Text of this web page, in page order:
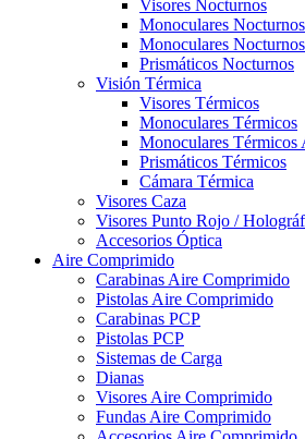
Visores Nocturnos
Monoculares Nocturnos
Monoculares
Prismáticos Nocturnos
Visión Térmica
Visores Térmicos
Monoculares Térmicos
Monoculares Térmicos
Prismáticos Térmicos
Cámara Térmica
Visores Caza
Visores Punto Rojo /
Accesorios Óptica
Aire Comprimido
Carabinas Aire Comprimido
Pistolas Aire Comprimido
Carabinas PCP
Pistolas PCP
Sistemas de Carga
Dianas
Visores Aire Comprimido
Fundas Aire Comprimido